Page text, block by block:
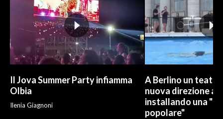
NECROLOGI
PUBBLICITÀ
SPIAGGE
STORE
Il Jova Summer Party infiamma
Olbia
Ilenia Giagnoni
A Berlino un
nuova direzione
installando una
popolare"